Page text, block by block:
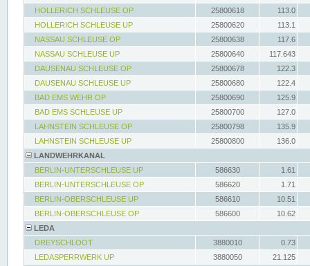
HOLLERICH SCHLEUSE OP
25800618
113.0
HOLLERICH SCHLEUSE UP
25800620
113.1
NASSAU SCHLEUSE OP
25800638
117.6
NASSAU SCHLEUSE UP
25800640
117.643
DAUSENAU SCHLEUSE OP
25800678
122.3
DAUSENAU SCHLEUSE UP
25800680
122.4
BAD EMS WEHR OP
25800690
125.9
BAD EMS SCHLEUSE UP
25800700
127.0
LAHNSTEIN SCHLEUSE OP
25800798
135.9
LAHNSTEIN SCHLEUSE UP
25800800
136.0
LANDWEHRKANAL
BERLIN-UNTERSCHLEUSE UP
586630
1.61
BERLIN-UNTERSCHLEUSE OP
586620
1.71
BERLIN-OBERSCHLEUSE UP
586610
10.51
BERLIN-OBERSCHLEUSE OP
586600
10.62
LEDA
DREYSCHLOOT
3880010
0.73
LEDASPERRWERK UP
3880050
21.125